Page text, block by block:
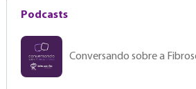
Podcasts
Conversando sobre a